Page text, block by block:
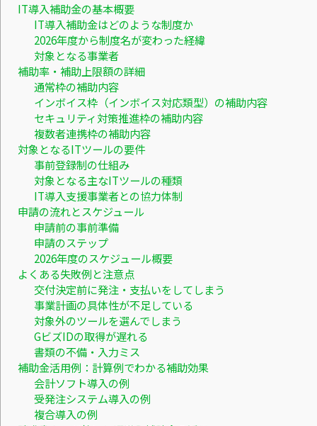
IT導入補助金の基本概要
IT導入補助金はどのような制度か
2026年度から制度名が変わった経緯
対象となる事業者
補助率・補助上限額の詳細
通常枠の補助内容
インボイス枠（インボイス対応類型）の補助内容
セキュリティ対策推進枠の補助内容
複数者連携枠の補助内容
対象となるITツールの要件
事前登録制の仕組み
対象となる主なITツールの種類
IT導入支援事業者との協力体制
申請の流れとスケジュール
申請前の事前準備
申請のステップ
2026年度のスケジュール概要
よくある失敗例と注意点
交付決定前に発注・支払いをしてしまう
事業計画の具体性が不足している
対象外のツールを選んでしまう
GビズIDの取得が遅れる
書類の不備・入力ミス
補助金活用例：計算例でわかる補助効果
会計ソフト導入の例
受発注システム導入の例
複合導入の例